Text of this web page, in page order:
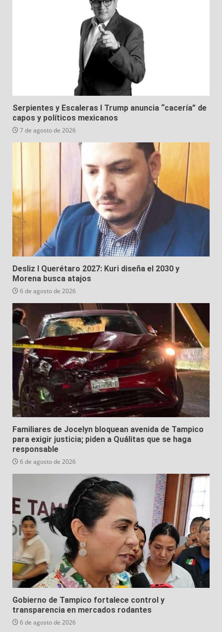
Serpientes y Escaleras I Trump anuncia “cacería” de
capos y políticos mexicanos
7 de agosto de 2026
Desliz I Querétaro 2027: Kuri diseña el 2030 y
Morena busca atajos
6 de agosto de 2026
Familiares de Jocelyn bloquean avenida de Tampico
para exigir justicia; piden a Quálitas que se haga
responsable
6 de agosto de 2026
Gobierno de Tampico fortalece control y
transparencia en mercados rodantes
6 de agosto de 2026